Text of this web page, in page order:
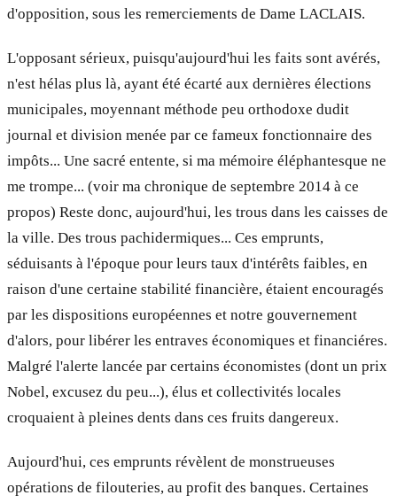
d'opposition, sous les remerciements de Dame LACLAIS.
L'opposant sérieux, puisqu'aujourd'hui les faits sont avérés,
n'est hélas plus là, ayant été écarté aux dernières élections
municipales, moyennant méthode peu orthodoxe dudit
journal et division menée par ce fameux fonctionnaire des
impôts... Une sacré entente, si ma mémoire éléphantesque ne
me trompe... (voir ma chronique de septembre 2014 à ce
propos) Reste donc, aujourd'hui, les trous dans les caisses de
la ville. Des trous pachidermiques... Ces emprunts,
séduisants à l'époque pour leurs taux d'intérêts faibles, en
raison d'une certaine stabilité financière, étaient encouragés
par les dispositions européennes et notre gouvernement
d'alors, pour libérer les entraves économiques et financiéres.
Malgré l'alerte lancée par certains économistes (dont un prix
Nobel, excusez du peu...), élus et collectivités locales
croquaient à pleines dents dans ces fruits dangereux.
Aujourd'hui, ces emprunts révèlent de monstrueuses
opérations de filouteries, au profit des banques. Certaines